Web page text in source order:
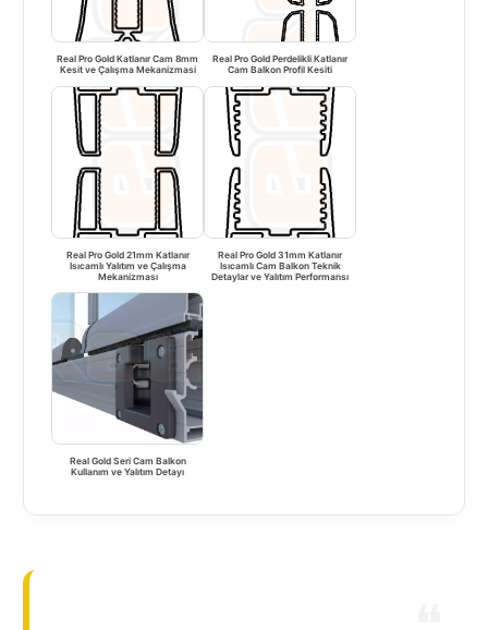
Real Pro Gold Katlanır Cam 8mm
Kesit ve Çalışma Mekanizmasi
Real Pro Gold Perdelikli Katlanır
Cam Balkon Profil Kesiti
Real Pro Gold 21mm Katlanır
Isıcamlı Yalıtım ve Çalışma
Mekanizması
Real Pro Gold 31mm Katlanır
Isıcamlı Cam Balkon Teknik
Detaylar ve Yalıtım Performansı
Real Gold Seri Cam Balkon
Kullanım ve Yalıtım Detayı